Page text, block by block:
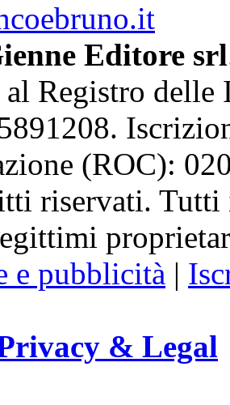
Editore srl
Registro delle
(ROC):
riservati. Tutti
e pubblicità |
& Legal